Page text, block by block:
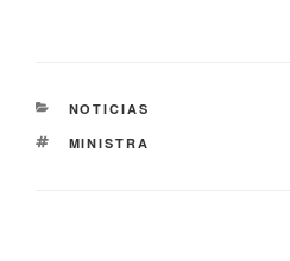
NOTICIAS
MINISTRA